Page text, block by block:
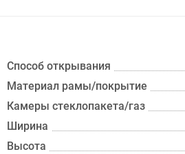
Способ открывания
Материал рамы/покрытие
Камеры стеклопакета/газ
Ширина
Высота